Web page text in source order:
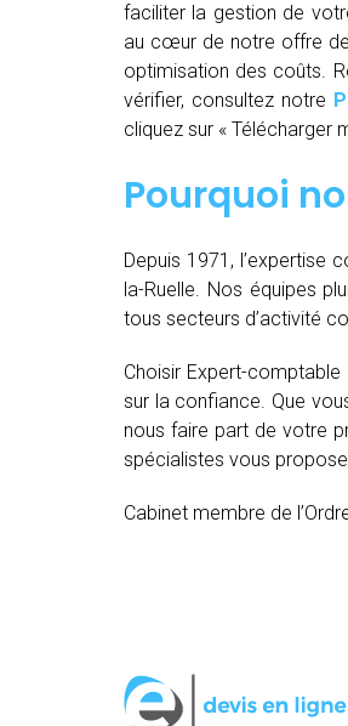
faciliter la gestion de
au cœur de notre offre de
optimisation des coûts.
vérifier, consultez notre
cliquez sur « Télécharger
Pourquoi
Depuis 1971, l’expertise
la-Ruelle. Nos équipes
tous secteurs d’activité
Choisir Expert-
sur la confiance. Que
nous faire part de votre
spécialistes vous
Cabinet membre de